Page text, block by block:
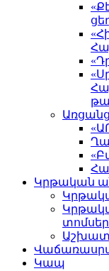
Կրթական
Կապ